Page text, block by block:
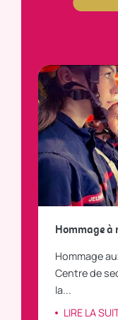
Hommage à
Hommage
Centre de
la...
LIRE LA